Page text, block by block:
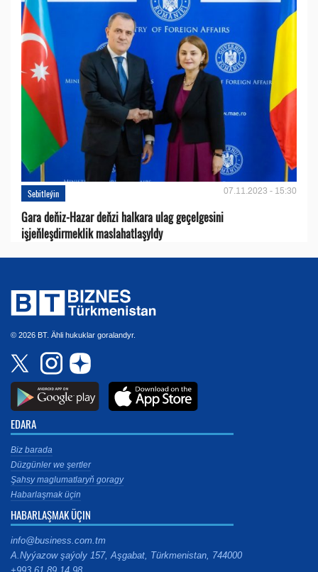
Sebitleýin 07.11.2023 - 15:30
Gara deňiz-Hazar deňzi halkara ulag geçelgesini
işjeňleşdirmeklik maslahatlaşyldy
© 2026 BT. Ähli hukuklar goralandyr.
EDARA
Biz barada
Düzgünler we şertler
Şahsy maglumatlaryň goragy
Habarlaşmak üçin
HABARLAŞMAK ÜÇIN
info@business.com.tm
A.Nyýazow şaýoly 157, Aşgabat, Türkmenistan, 744000